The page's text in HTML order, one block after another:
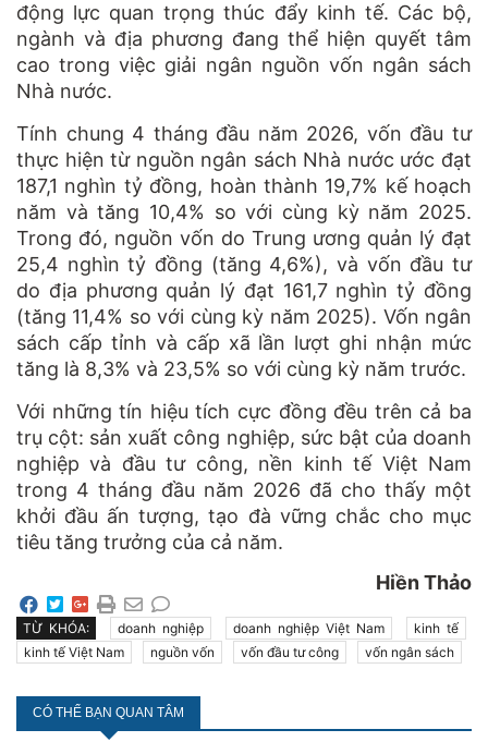
động lực quan trọng thúc đẩy kinh tế. Các bộ,
ngành và địa phương đang thể hiện quyết tâm
cao trong việc giải ngân nguồn vốn ngân sách
Nhà nước.
Tính chung 4 tháng đầu năm 2026, vốn đầu tư
thực hiện từ nguồn ngân sách Nhà nước ước đạt
187,1 nghìn tỷ đồng, hoàn thành 19,7% kế hoạch
năm và tăng 10,4% so với cùng kỳ năm 2025.
Trong đó, nguồn vốn do Trung ương quản lý đạt
25,4 nghìn tỷ đồng (tăng 4,6%), và vốn đầu tư
do địa phương quản lý đạt 161,7 nghìn tỷ đồng
(tăng 11,4% so với cùng kỳ năm 2025). Vốn ngân
sách cấp tỉnh và cấp xã lần lượt ghi nhận mức
tăng là 8,3% và 23,5% so với cùng kỳ năm trước.
Với những tín hiệu tích cực đồng đều trên cả ba
trụ cột: sản xuất công nghiệp, sức bật của doanh
nghiệp và đầu tư công, nền kinh tế Việt Nam
trong 4 tháng đầu năm 2026 đã cho thấy một
khởi đầu ấn tượng, tạo đà vững chắc cho mục
tiêu tăng trưởng của cả năm.
Hiền Thảo
TỪ KHÓA: doanh nghiệp doanh nghiệp Việt Nam
kinh tế
kinh tế Việt Nam
nguồn vốn vốn đầu tư công vốn ngân sách
CÓ THỂ BẠN QUAN TÂM